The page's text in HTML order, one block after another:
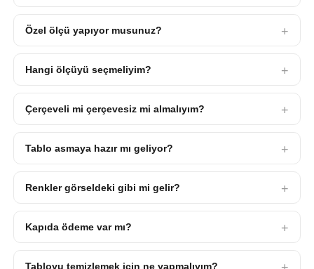
Özel ölçü yapıyor musunuz?
Hangi ölçüyü seçmeliyim?
Çerçeveli mi çerçevesiz mi almalıyım?
Tablo asmaya hazır mı geliyor?
Renkler görseldeki gibi mi gelir?
Kapıda ödeme var mı?
Tabloyu temizlemek için ne yapmalıyım?